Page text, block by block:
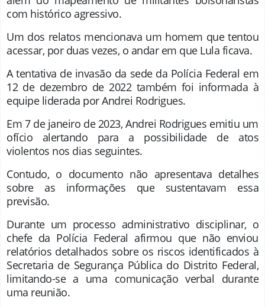
com histórico agressivo.
Um dos relatos mencionava um homem que tentou
acessar, por duas vezes, o andar em que Lula ficava.
A tentativa de invasão da sede da Polícia Federal em
12 de dezembro de 2022 também foi informada à
equipe liderada por Andrei Rodrigues.
Em 7 de janeiro de 2023, Andrei Rodrigues emitiu um
ofício alertando para a possibilidade de atos
violentos nos dias seguintes.
Contudo, o documento não apresentava detalhes
sobre as informações que sustentavam essa
previsão.
Durante um processo administrativo disciplinar, o
chefe da Polícia Federal afirmou que não enviou
relatórios detalhados sobre os riscos identificados à
Secretaria de Segurança Pública do Distrito Federal,
limitando-se a uma comunicação verbal durante
uma reunião.